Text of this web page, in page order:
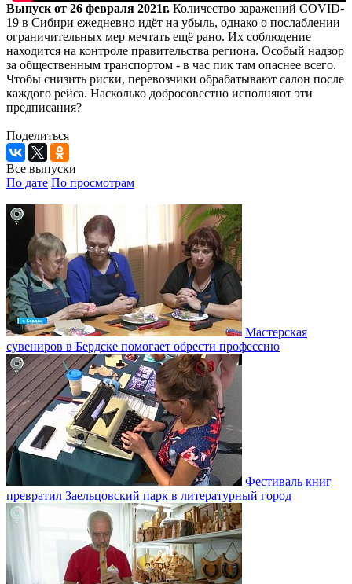
Выпуск от 26 февраля 2021г. Количество заражений COVID-
19 в Сибири ежедневно идёт на убыль, однако о послаблении
ограничительных мер мечтать ещё рано. Их соблюдение
находится на контроле правительства региона. Особый надзор
за общественным транспортом - в час пик там опаснее всего.
Чтобы снизить риски, перевозчики обрабатывают салон после
каждого рейса. Насколько добросовестно исполняют эти
предписания?
Поделиться
Все выпуски
По дате По просмотрам
Мастерская
сувениров в Бердске помогает обрести профессию
Фестиваль книг
превратил Заельцовский парк в литературный город